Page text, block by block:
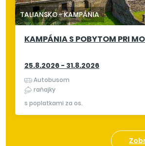
TALIANSKO-KAMPÁNIA
KAMPÁNIA S POBYTOM PRI
25.8.2026 - 31.8.2026
Autobusom
raňajky
s poplatkami za os.